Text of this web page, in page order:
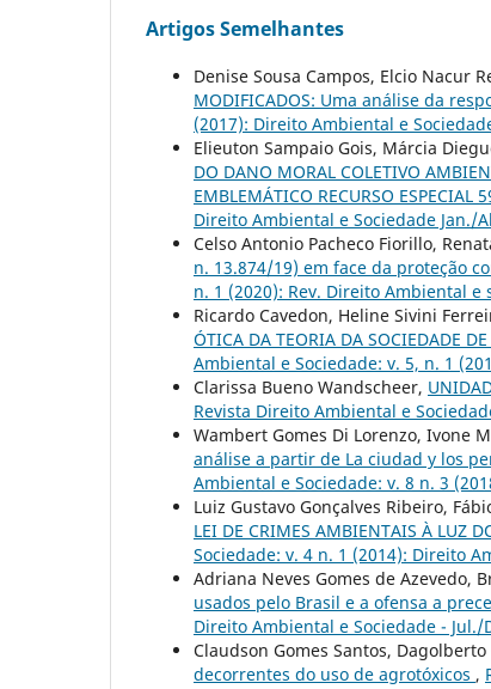
Artigos Semelhantes
Denise Sousa Campos, Elcio Nacur
MODIFICADOS: Uma análise da
(2017): Direito Ambiental e
Elieuton Sampaio Gois, Márcia
DO DANO MORAL COLETIVO
EMBLEMÁTICO RECURSO ESPECIAL
Direito Ambiental e Sociedade Jan./
Celso Antonio Pacheco Fiorillo,
n. 13.874/19) em face da proteção
n. 1 (2020): Rev. Direito Ambiental
Ricardo Cavedon, Heline Sivini
ÓTICA DA TEORIA DA SOCIEDADE
Ambiental e Sociedade: v. 5, n. 1
Clarissa Bueno Wandscheer,
Revista Direito Ambiental e
Wambert Gomes Di Lorenzo, Ivone
análise a partir de La ciudad y los
Ambiental e Sociedade: v. 8 n. 3
Luiz Gustavo Gonçalves Ribeiro,
LEI DE CRIMES AMBIENTAIS À LUZ
Sociedade: v. 4 n. 1 (2014): Direito
Adriana Neves Gomes de Azevedo,
usados pelo Brasil e a ofensa a
Direito Ambiental e Sociedade - Jul./
Claudson Gomes Santos,
decorrentes do uso de agrotóxicos ,